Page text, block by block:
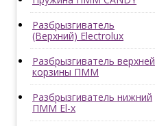
Разбрызгиватель
(Верхний) Electrolux
Разбрызгиватель верхней
корзины ПММ
Разбрызгиватель нижний
ПММ El-x